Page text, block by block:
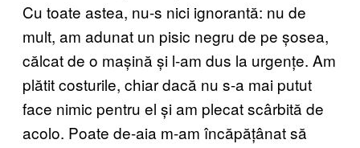
Cu toate astea, nu-s nici ignorantă: nu de
mult, am adunat un pisic negru de pe șosea,
călcat de o mașină și l-am dus la urgențe. Am
plătit costurile, chiar dacă nu s-a mai putut
face nimic pentru el și am plecat scârbită de
acolo. Poate de-aia m-am încăpățânat să